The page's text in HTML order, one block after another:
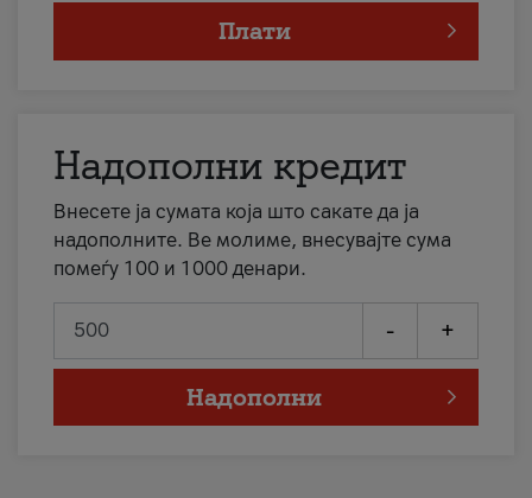
Плати
Надополни кредит
Внесете ја сумата која што сакате да ја
надополните. Ве молиме, внесувајте сума
помеѓу 100 и 1000 денари.
- +
Надополни